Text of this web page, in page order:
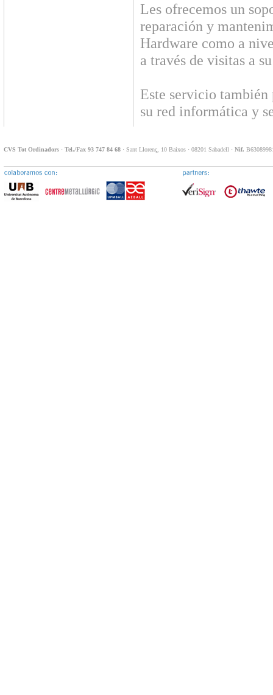
Les ofrecemos un
reparación y
Hardware como a
a través de visitas a
Este servicio
su red informática y
CVS Tot Ordinadors· Tel./Fax 93 747 84 68 · Sant Llorenç, 10 Baixos · 08201 Sabadell · Nif.